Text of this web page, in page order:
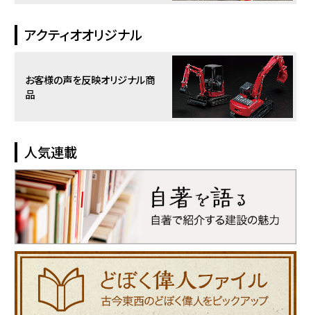
アクティオオリジナル
お客様の声を反映オリジナル商
品
人気連載